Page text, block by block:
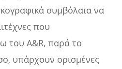
συμβόλαια να
που
του A&R, παρά το
υπάρχουν ορισμένες